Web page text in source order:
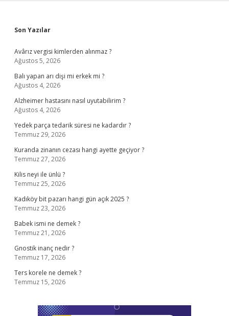
Sidebar
Son Yazılar
Avârız vergisi kimlerden alınmaz ?
Ağustos 5, 2026
Balı yapan arı dişi mi erkek mi ?
Ağustos 4, 2026
Alzheimer hastasını nasıl uyutabilirim ?
Ağustos 4, 2026
Yedek parça tedarik süresi ne kadardır ?
Temmuz 29, 2026
Kuranda zinanın cezası hangi ayette geçiyor ?
Temmuz 27, 2026
Kilis neyi ile ünlü ?
Temmuz 25, 2026
Kadıköy bit pazarı hangi gün açık 2025 ?
Temmuz 23, 2026
Babek ismi ne demek ?
Temmuz 21, 2026
Gnostik inanç nedir ?
Temmuz 17, 2026
Ters korele ne demek ?
Temmuz 15, 2026